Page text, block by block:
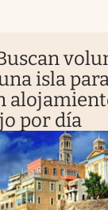
isla
por día